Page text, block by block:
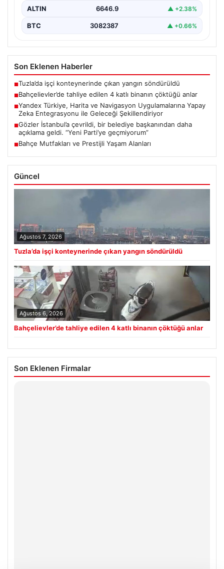
ALTIN 6646.9 ▲ +2.38%
BTC 3082387 ▲ +0.66%
Son Eklenen Haberler
■Tuzla’da işçi konteynerinde çıkan yangın söndürüldü
■Bahçelievler’de tahliye edilen 4 katlı binanın çöktüğü anlar
■Yandex Türkiye, Harita ve Navigasyon Uygulamalarına Yapay
Zeka Entegrasyonu ile Geleceği Şekillendiriyor
■Gözler İstanbul’a çevrildi, bir belediye başkanından daha
açıklama geldi. “Yeni Parti’ye geçmiyorum”
■Bahçe Mutfakları ve Prestijli Yaşam Alanları
Güncel
Ağustos 7, 2026
Tuzla’da işçi konteynerinde çıkan yangın söndürüldü
Ağustos 6, 2026
Bahçelievler’de tahliye edilen 4 katlı binanın çöktüğü anlar
Son Eklenen Firmalar